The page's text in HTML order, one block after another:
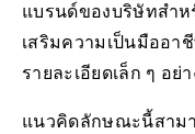
แบรนด์ของบริษัทสำ
เสริมความเป็นมืออา
รายละเอียดเล็ก ๆ อย่
แนวคิดลักษณะนี้สาม